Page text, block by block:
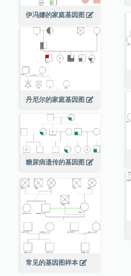
伊冯娜的家庭基因图
丹尼尔的家庭基因图
糖尿病遗传的基因图
常见的基因图样本